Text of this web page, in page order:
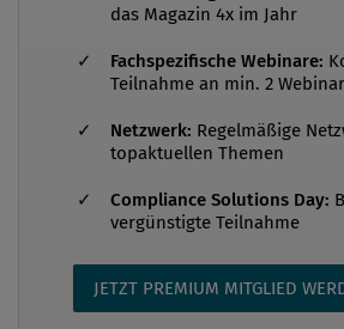
Kartellrechts-Compliance, die
Compliance Officers sowie die
Ausgestaltung von
das Magazin 4x im Jahr
Fachspezifische Webinare:
Teilnahme an min. 2
Netzwerk: Regelmäßige
topaktuellen Themen
Compliance Solutions Day:
vergünstigte Teilnahme
JETZT PREMIUM MITGLIED